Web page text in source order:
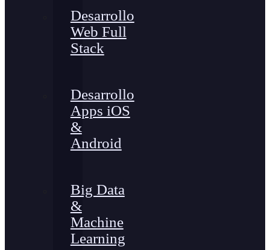
Desarrollo
Web Full
Stack
Desarrollo
Apps iOS
&
Android
Big Data
&
Machine
Learning